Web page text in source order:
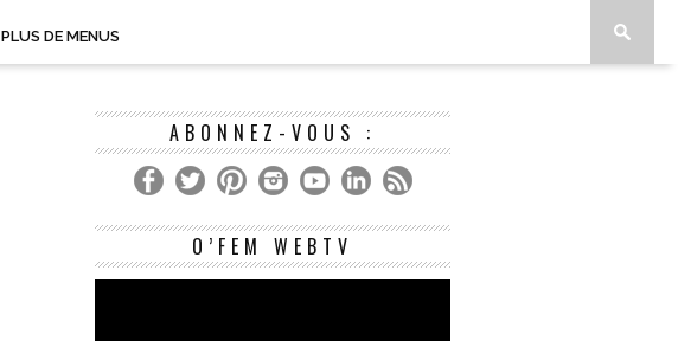
PLUS DE MENUS
ABONNEZ-VOUS :
O’FEM WEBTV
Lecteur